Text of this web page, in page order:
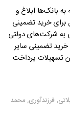
بانک‌ها ابلاغ و
برای خرید تضمینی
به شرکت‌های دولتی
تضمینی سایر
نیز ۳۰۰۰ میلیارد تومان تسهیلات پرداخت
, فرزندآوری, محمد